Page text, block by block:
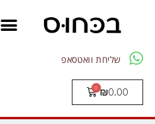
שליחת וואטסאפ
₪0.00